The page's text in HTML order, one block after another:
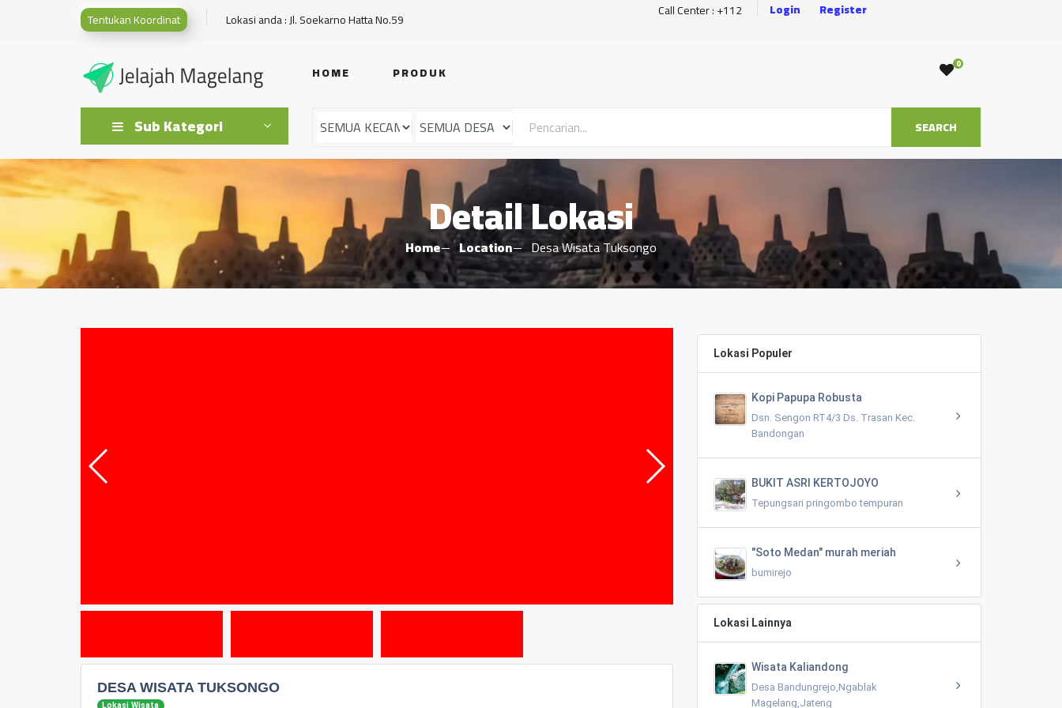
Tentukan Koordinat Lokasi anda : Jl. Soekarno Hatta No.59 Call Center : +112 Login Register
HOME PRODUK 0
Sub Kategori SEARCH
Detail Lokasi
Home Location Desa Wisata Tuksongo
DESA WISATA TUKSONGO
Lokasi Wisata
Lokasi Populer
Kopi Papupa Robusta
Dsn. Sengon RT4/3 Ds. Trasan Kec.
Bandongan
BUKIT ASRI KERTOJOYO
Tepungsari pringombo tempuran
"Soto Medan" murah meriah
bumirejo
Lokasi Lainnya
Wisata Kaliandong
Desa Bandungrejo,Ngablak
Magelang,Jateng